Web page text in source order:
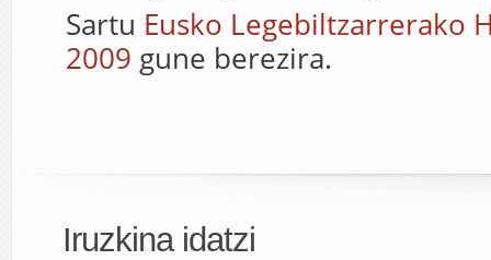
Sartu Eusko Legebiltzarrerako
2009 gune berezira.
Iruzkina idatzi